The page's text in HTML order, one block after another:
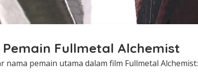
Fullmetal Alchemist
nama pemain utama dalam film Fullmetal Alchemist: